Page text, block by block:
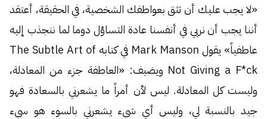
«لا يجب عليك أن تثق بعواطفك الشخصية، في الحقيقة، أعتقد
أننا يجب أن نربي في أنفسنا عادة التساؤل دوما لما ننجذب إليه
عاطفياً» يقول Mark Manson في كتابه The Subtle Art of
Not Giving a F*ck ويضيف: «العاطفة جزء من المعادلة،
وليست كل المعادلة. ليس لأن أمراً ما يشعرني بالسعادة فهو
جيد بالنسبة لي، وليس أي شيء يشعرني بالسوء هو سيء